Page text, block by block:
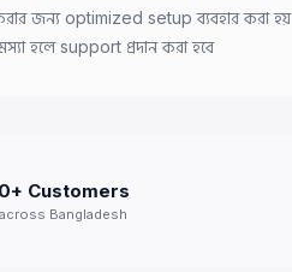
জন্য optimized setup ব্যবহার করা হয়
হলে support প্রদান করা হবে
Customers
Bangladesh